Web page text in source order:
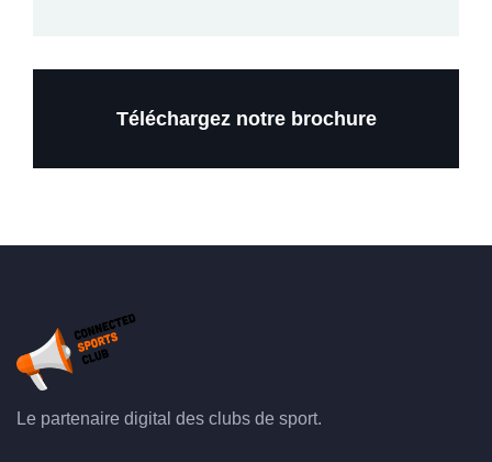
Téléchargez notre brochure
Le partenaire digital des clubs de sport.